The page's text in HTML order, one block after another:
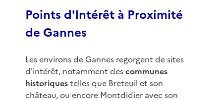
Points d'Intérêt à Proximité
de Gannes
Les environs de Gannes regorgent de sites
d'intérêt, notamment descommunes
historiquestelles que Breteuil et son
château, ou encore Montdidier avec son